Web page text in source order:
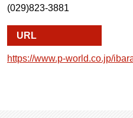
(029)823-3881
URL
https://www.p-world.co.jp/